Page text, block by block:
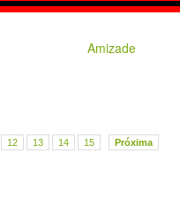
Amizade
12 13 14 15 Próxima